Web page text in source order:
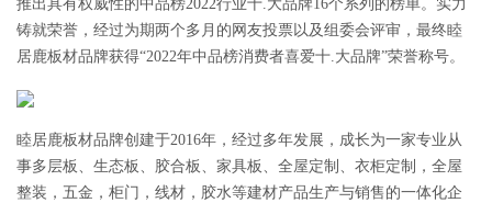
推出具有权威性的中品榜2022行业十.大品牌16个系列的榜单。实力
铸就荣誉，经过为期两个多月的网友投票以及组委会评审，最终睦
居鹿板材品牌获得“2022年中品榜消费者喜爱十.大品牌”荣誉称号。
睦居鹿板材品牌创建于2016年，经过多年发展，成长为一家专业从
事多层板、生态板、胶合板、家具板、全屋定制、衣柜定制，全屋
整装，五金，柜门，线材，胶水等建材产品生产与销售的一体化企